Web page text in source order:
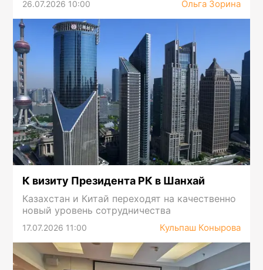
26.07.2026 10:00 Ольга Зорина
К визиту Президента РК в Шанхай
Казахстан и Китай переходят на качественно
новый уровень сотрудничества
17.07.2026 11:00 Кульпаш Конырова